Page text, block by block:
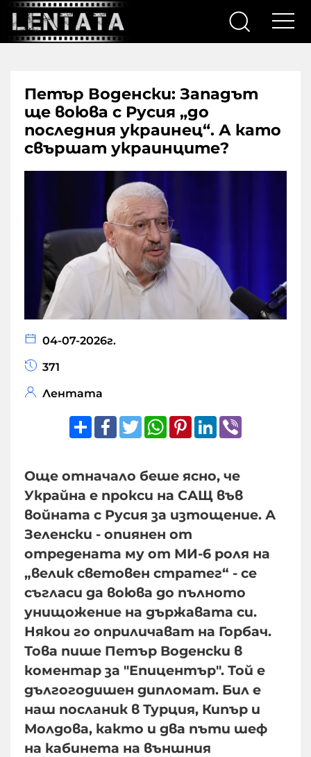
Петър Воденски: Западът
ще воюва с Русия „до
последния украинец“. А като
свършат украинците?
04-07-2026г.
371
Лентата
ShareFacebook
TwitterWhatsApp
Pinterest
LinkedIn
Още отначало беше ясно, че
Украйна е прокси на САЩ във
войната с Русия за изтощение. А
Зеленски - опиянен от
отредената му от МИ-6 роля на
„велик световен стратег“ - се
съгласи да воюва до пълното
унищожение на държавата си.
Някои го оприличават на Горбач.
Това пише Петър Воденски в
коментар за "Епицентър". Той е
дългогодишен дипломат. Бил е
наш посланик в Турция, Кипър и
Молдова, както и два пъти шеф
на кабинета на външния